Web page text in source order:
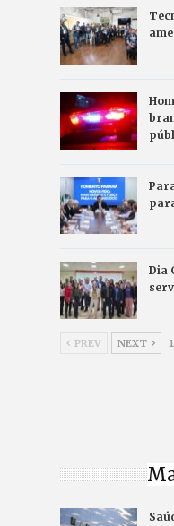
Dia
PREV NEXT